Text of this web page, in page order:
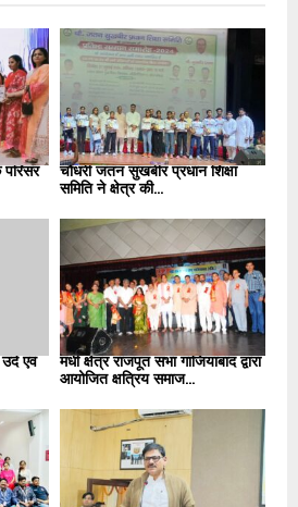
परिसर
चौधरी जतन सुखबीर प्रधान शिक्षा
समिति ने क्षेत्र की...
एवं
मधी क्षेत्र राजपूत सभा गाजियाबाद द्वारा
आयोजित क्षत्रिय समाज...